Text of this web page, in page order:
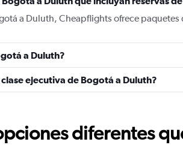
a Duluth, Cheapflights ofrece paquetes
a Duluth?
ejecutiva de Bogotá a Duluth?
diferentes